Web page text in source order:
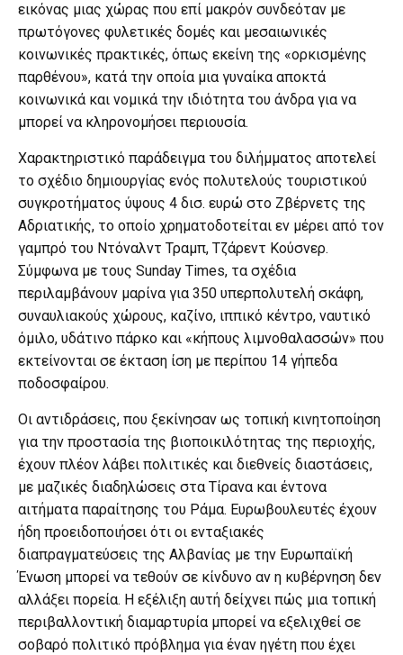
εικόνας μιας χώρας που επί μακρόν συνδεόταν με
πρωτόγονες φυλετικές δομές και μεσαιωνικές
κοινωνικές πρακτικές, όπως εκείνη της «ορκισμένης
παρθένου», κατά την οποία μια γυναίκα αποκτά
κοινωνικά και νομικά την ιδιότητα του άνδρα για να
μπορεί να κληρονομήσει περιουσία.
Χαρακτηριστικό παράδειγμα του διλήμματος αποτελεί
το σχέδιο δημιουργίας ενός πολυτελούς τουριστικού
συγκροτήματος ύψους 4 δισ. ευρώ στο Ζβέρνετς της
Αδριατικής, το οποίο χρηματοδοτείται εν μέρει από τον
γαμπρό του Ντόναλντ Τραμπ, Τζάρεντ Κούσνερ.
Σύμφωνα με τους Sunday Times, τα σχέδια
περιλαμβάνουν μαρίνα για 350 υπερπολυτελή σκάφη,
συναυλιακούς χώρους, καζίνο, ιππικό κέντρο, ναυτικό
όμιλο, υδάτινο πάρκο και «κήπους λιμνοθαλασσών» που
εκτείνονται σε έκταση ίση με περίπου 14 γήπεδα
ποδοσφαίρου.
Οι αντιδράσεις, που ξεκίνησαν ως τοπική κινητοποίηση
για την προστασία της βιοποικιλότητας της περιοχής,
έχουν πλέον λάβει πολιτικές και διεθνείς διαστάσεις,
με μαζικές διαδηλώσεις στα Τίρανα και έντονα
αιτήματα παραίτησης του Ράμα. Ευρωβουλευτές έχουν
ήδη προειδοποιήσει ότι οι ενταξιακές
διαπραγματεύσεις της Αλβανίας με την Ευρωπαϊκή
Ένωση μπορεί να τεθούν σε κίνδυνο αν η κυβέρνηση δεν
αλλάξει πορεία. Η εξέλιξη αυτή δείχνει πώς μια τοπική
περιβαλλοντική διαμαρτυρία μπορεί να εξελιχθεί σε
σοβαρό πολιτικό πρόβλημα για έναν ηγέτη που έχει